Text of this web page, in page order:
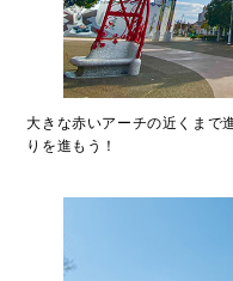
大きな赤いアーチの近くまで
りを進もう！